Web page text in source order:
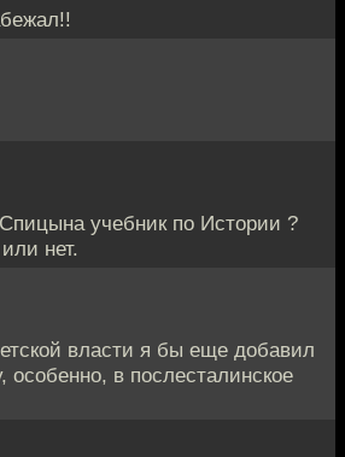
учебник по Истории ?
нет.
власти я бы еще добавил
особенно, в послесталинское